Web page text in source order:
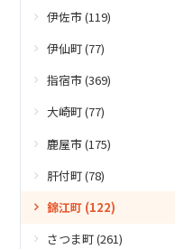
伊佐市 (119)
伊仙町 (77)
指宿市 (369)
大崎町 (77)
鹿屋市 (175)
肝付町 (78)
錦江町 (122)
さつま町 (261)